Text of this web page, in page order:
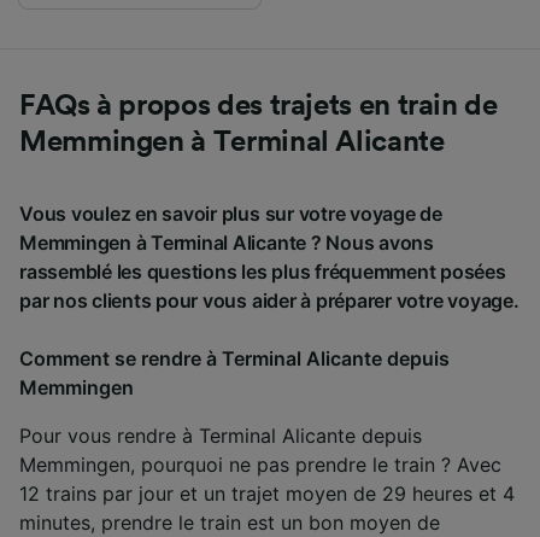
FAQs à propos des trajets en train de
Memmingen à Terminal Alicante
Vous voulez en savoir plus sur votre voyage de
Memmingen à Terminal Alicante ? Nous avons
rassemblé les questions les plus fréquemment posées
par nos clients pour vous aider à préparer votre voyage.
Comment se rendre à Terminal Alicante depuis
Memmingen
Pour vous rendre à Terminal Alicante depuis
Memmingen, pourquoi ne pas prendre le train ? Avec
12 trains par jour et un trajet moyen de 29 heures et 4
minutes, prendre le train est un bon moyen de